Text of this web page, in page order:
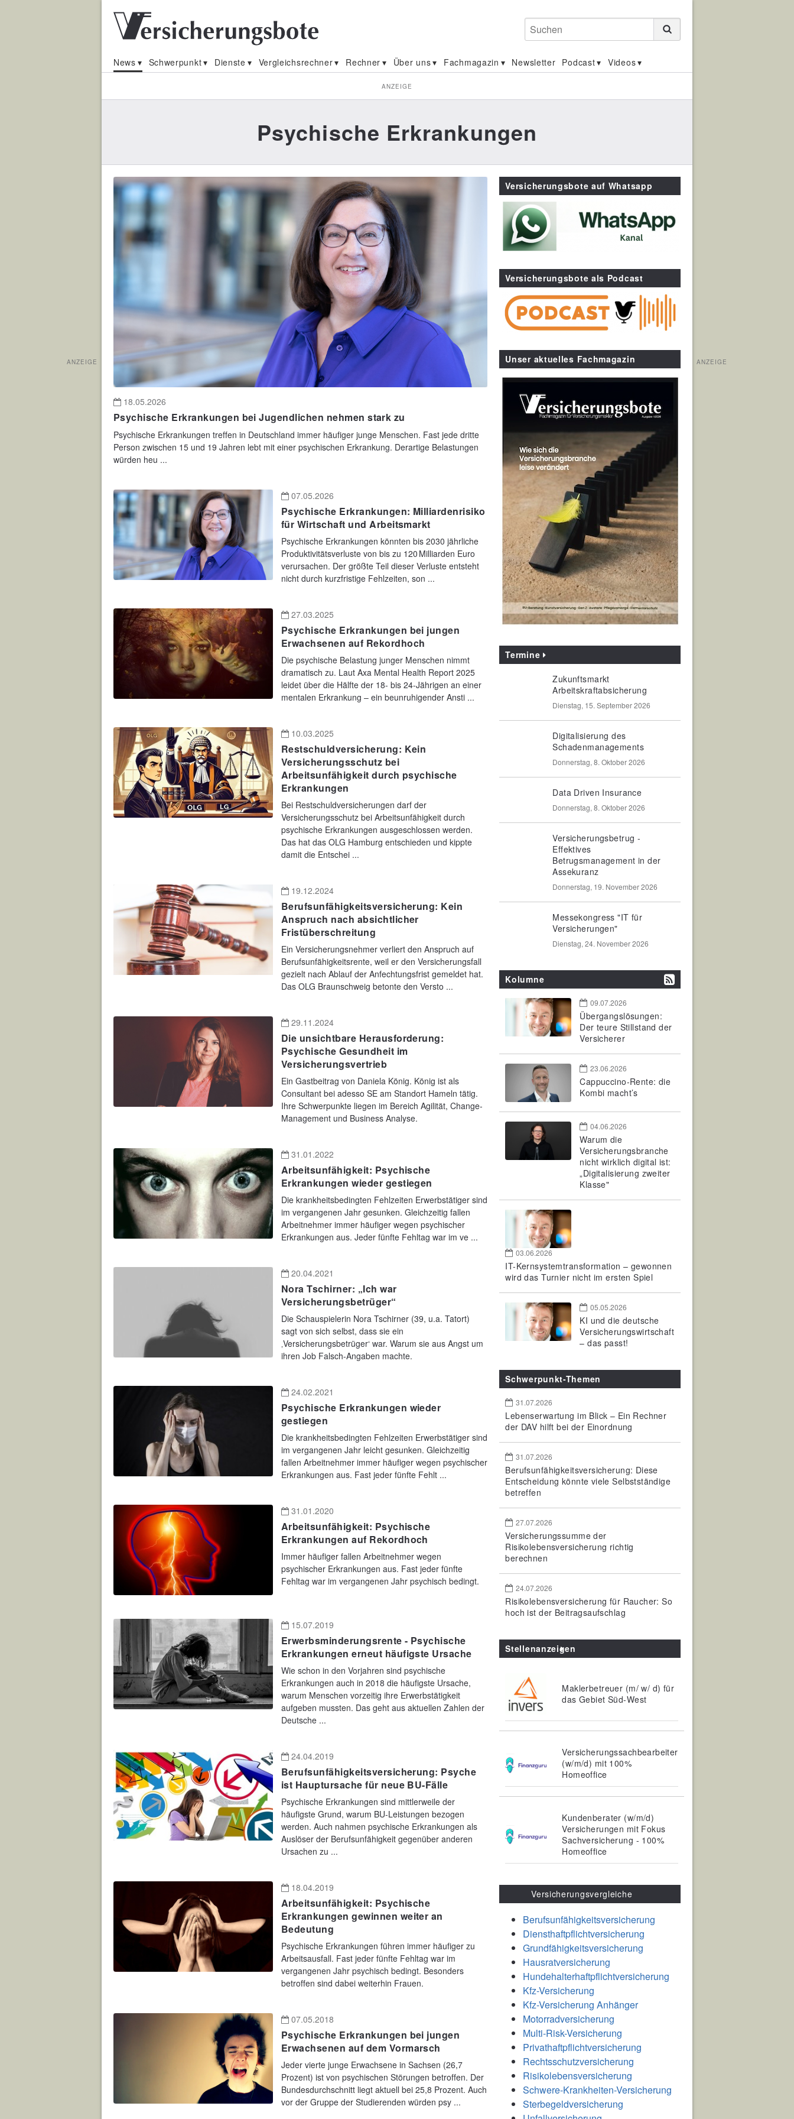
Suchen
News Schwerpunkt Dienste Vergleichsrechner Rechner Über uns Fachmagazin Newsletter Podcast Videos
ANZEIGE
Psychische Erkrankungen
18.05.2026
Psychische Erkrankungen bei Jugendlichen nehmen stark zu
Psychische Erkrankungen treffen in Deutschland immer häufiger junge Menschen. Fast jede dritte
Person zwischen 15 und 19 Jahren lebt mit einer psychischen Erkrankung. Derartige Belastungen
würden heu ...
07.05.2026
Psychische Erkrankungen: Milliardenrisiko
für Wirtschaft und Arbeitsmarkt
Psychische Erkrankungen könnten bis 2030 jährliche
Produktivitätsverluste von bis zu 120 Milliarden Euro
verursachen. Der größte Teil dieser Verluste entsteht
nicht durch kurzfristige Fehlzeiten, son ...
27.03.2025
Psychische Erkrankungen bei jungen
Erwachsenen auf Rekordhoch
Die psychische Belastung junger Menschen nimmt
dramatisch zu. Laut Axa Mental Health Report 2025
leidet über die Hälfte der 18- bis 24-Jährigen an einer
mentalen Erkrankung – ein beunruhigender Ansti ...
10.03.2025
Restschuldversicherung: Kein
Versicherungsschutz bei
Arbeitsunfähigkeit durch psychische
Erkrankungen
Bei Restschuldversicherungen darf der
Versicherungsschutz bei Arbeitsunfähigkeit durch
psychische Erkrankungen ausgeschlossen werden.
Das hat das OLG Hamburg entschieden und kippte
damit die Entschei ...
19.12.2024
Berufsunfähigkeitsversicherung: Kein
Anspruch nach absichtlicher
Fristüberschreitung
Ein Versicherungsnehmer verliert den Anspruch auf
Berufsunfähigkeitsrente, weil er den Versicherungsfall
gezielt nach Ablauf der Anfechtungsfrist gemeldet hat.
Das OLG Braunschweig betonte den Versto ...
29.11.2024
Die unsichtbare Herausforderung:
Psychische Gesundheit im
Versicherungsvertrieb
Ein Gastbeitrag von Daniela König. König ist als
Consultant bei adesso SE am Standort Hameln tätig.
Ihre Schwerpunkte liegen im Bereich Agilität, Change-
Management und Business Analyse.
31.01.2022
Arbeitsunfähigkeit: Psychische
Erkrankungen wieder gestiegen
Die krankheitsbedingten Fehlzeiten Erwerbstätiger sind
im vergangenen Jahr gesunken. Gleichzeitig fallen
Arbeitnehmer immer häufiger wegen psychischer
Erkrankungen aus. Jeder fünfte Fehltag war im ve ...
20.04.2021
Nora Tschirner: „Ich war
Versicherungsbetrüger“
Die Schauspielerin Nora Tschirner (39, u.a. Tatort)
sagt von sich selbst, dass sie ein
‚Versicherungsbetrüger‘ war. Warum sie aus Angst um
ihren Job Falsch-Angaben machte.
24.02.2021
Psychische Erkrankungen wieder
gestiegen
Die krankheitsbedingten Fehlzeiten Erwerbstätiger sind
im vergangenen Jahr leicht gesunken. Gleichzeitig
fallen Arbeitnehmer immer häufiger wegen psychischer
Erkrankungen aus. Fast jeder fünfte Fehlt ...
31.01.2020
Arbeitsunfähigkeit: Psychische
Erkrankungen auf Rekordhoch
Immer häufiger fallen Arbeitnehmer wegen
psychischer Erkrankungen aus. Fast jeder fünfte
Fehltag war im vergangenen Jahr psychisch bedingt.
15.07.2019
Erwerbsminderungsrente - Psychische
Erkrankungen erneut häufigste Ursache
Wie schon in den Vorjahren sind psychische
Erkrankungen auch in 2018 die häufigste Ursache,
warum Menschen vorzeitig ihre Erwerbstätigkeit
aufgeben mussten. Das geht aus aktuellen Zahlen der
Deutsche ...
24.04.2019
Berufsunfähigkeitsversicherung: Psyche
ist Hauptursache für neue BU-Fälle
Psychische Erkrankungen sind mittlerweile der
häufigste Grund, warum BU-Leistungen bezogen
werden. Auch nahmen psychische Erkrankungen als
Auslöser der Berufsunfähigkeit gegenüber anderen
Ursachen zu ...
18.04.2019
Arbeitsunfähigkeit: Psychische
Erkrankungen gewinnen weiter an
Bedeutung
Psychische Erkrankungen führen immer häufiger zu
Arbeitsausfall. Fast jeder fünfte Fehltag war im
vergangenen Jahr psychisch bedingt. Besonders
betroffen sind dabei weiterhin Frauen.
07.05.2018
Psychische Erkrankungen bei jungen
Erwachsenen auf dem Vormarsch
Jeder vierte junge Erwachsene in Sachsen (26,7
Prozent) ist von psychischen Störungen betroffen. Der
Bundesdurchschnitt liegt aktuell bei 25,8 Prozent. Auch
vor der Gruppe der Studierenden würden psy ...
Versicherungsbote auf Whatsapp
Versicherungsbote als Podcast
Unser aktuelles Fachmagazin
Termine
Zukunftsmarkt
Arbeitskraftabsicherung
Dienstag, 15. September 2026
Digitalisierung des
Schadenmanagements
Donnerstag, 8. Oktober 2026
Data Driven Insurance
Donnerstag, 8. Oktober 2026
Versicherungsbetrug -
Effektives
Betrugsmanagement in der
Assekuranz
Donnerstag, 19. November 2026
Messekongress "IT für
Versicherungen"
Dienstag, 24. November 2026
Kolumne
09.07.2026
Übergangslösungen:
Der teure Stillstand der
Versicherer
23.06.2026
Cappuccino-Rente: die
Kombi macht’s
04.06.2026
Warum die
Versicherungsbranche
nicht wirklich digital ist:
„Digitalisierung zweiter
Klasse"
03.06.2026
IT-Kernsystemtransformation – gewonnen
wird das Turnier nicht im ersten Spiel
05.05.2026
KI und die deutsche
Versicherungswirtschaft
– das passt!
Schwerpunkt-Themen
31.07.2026
Lebenserwartung im Blick – Ein Rechner
der DAV hilft bei der Einordnung
31.07.2026
Berufsunfähigkeitsversicherung: Diese
Entscheidung könnte viele Selbstständige
betreffen
27.07.2026
Versicherungssumme der
Risikolebensversicherung richtig
berechnen
24.07.2026
Risikolebensversicherung für Raucher: So
hoch ist der Beitragsaufschlag
Stellenanzeigen
Maklerbetreuer (m/ w/ d) für
das Gebiet Süd-West
Versicherungssachbearbeiter
(w/m/d) mit 100%
Homeoffice
Kundenberater (w/m/d)
Versicherungen mit Fokus
Sachversicherung - 100%
Homeoffice
Versicherungsvergleiche
Berufsunfähigkeitsversicherung
Diensthaftpflichtversicherung
Grundfähigkeitsversicherung
Hausratversicherung
Hundehalterhaftpflichtversicherung
Kfz-Versicherung
Kfz-Versicherung Anhänger
Motorradversicherung
Multi-Risk-Versicherung
Privathaftpflichtversicherung
Rechtsschutzversicherung
Risikolebensversicherung
Schwere-Krankheiten-Versicherung
Sterbegeldversicherung
ANZEIGE ANZEIGE